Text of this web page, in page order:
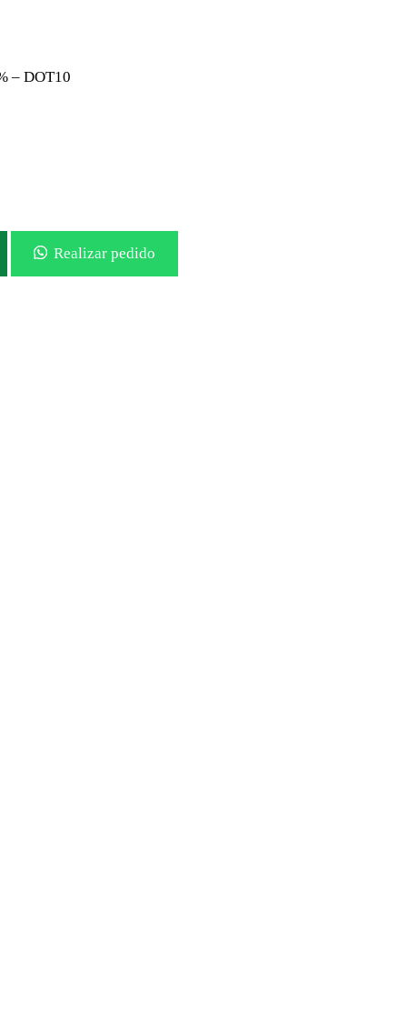
– DOT10
Realizar pedido